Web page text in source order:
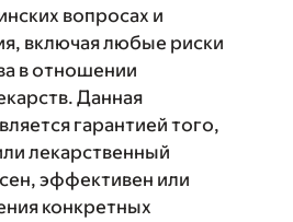
вопросах и
включая любые риски
в отношении
Данная
гарантией того,
лекарственный
эффективен или
конкретных